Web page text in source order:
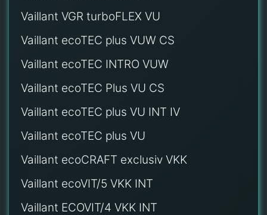
Vaillant VGR turboFLEX VU
Vaillant ecoTEC plus VUW CS
Vaillant ecoTEC INTRO VUW
Vaillant ecoTEC Plus VU CS
Vaillant ecoTEC plus VU INT IV
Vaillant ecoTEC plus VU
Vaillant ecoCRAFT exclusiv VKK
Vaillant ecoVIT/5 VKK INT
Vaillant ECOVIT/4 VKK INT